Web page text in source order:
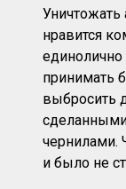
Уничтожать
нравится
принимать
выбросить
чернилами.
и было не